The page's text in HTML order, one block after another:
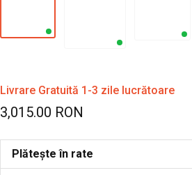
Livrare Gratuită 1-3 zile lucrătoare
3,015.00 RON
Plătește în rate